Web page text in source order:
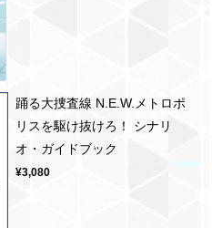
踊る大捜査線 N.E.W.メトロポ
リスを駆け抜けろ！ シナリ
オ・ガイドブック
¥3,080